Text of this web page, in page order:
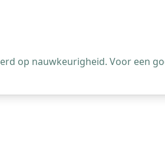
op nauwkeurigheid. Voor een